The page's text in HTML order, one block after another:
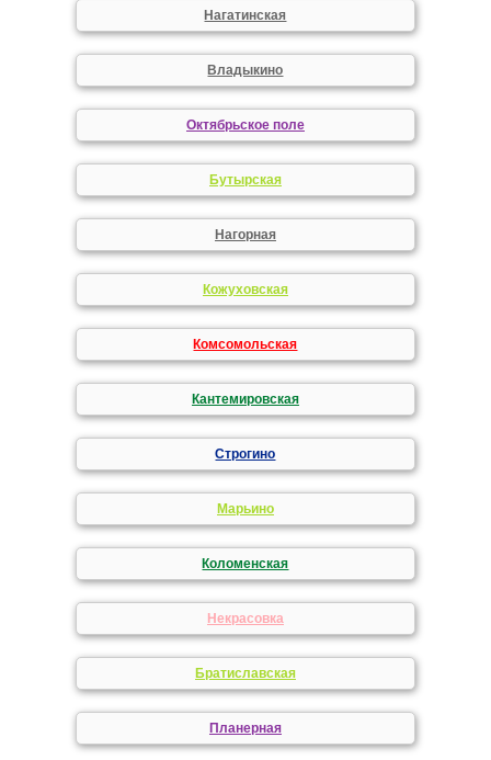
Нагатинская
Владыкино
Октябрьское поле
Бутырская
Нагорная
Кожуховская
Комсомольская
Кантемировская
Строгино
Марьино
Коломенская
Некрасовка
Братиславская
Планерная